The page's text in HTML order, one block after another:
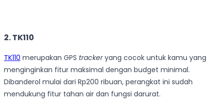
2. TK110
TK110 merupakan GPS trackeryang cocok untuk kamu yang
menginginkan fitur maksimal dengan budget minimal.
Dibanderol mulai dari Rp200 ribuan, perangkat ini sudah
mendukung fitur tahan air dan fungsi darurat.